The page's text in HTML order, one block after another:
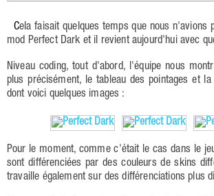
Cela faisait quelques temps que nous n'avions pas eu de nouvelle du
mod Perfect Dark et il revient aujourd'hui avec
Niveau coding, tout d'abord, l'équipe nous
plus précisément, le tableau des pointages et
dont voici quelques images :
Pour le moment, comme c'était le cas dans le
sont différenciées par des couleurs de skins
travaille également sur des différenciations plus